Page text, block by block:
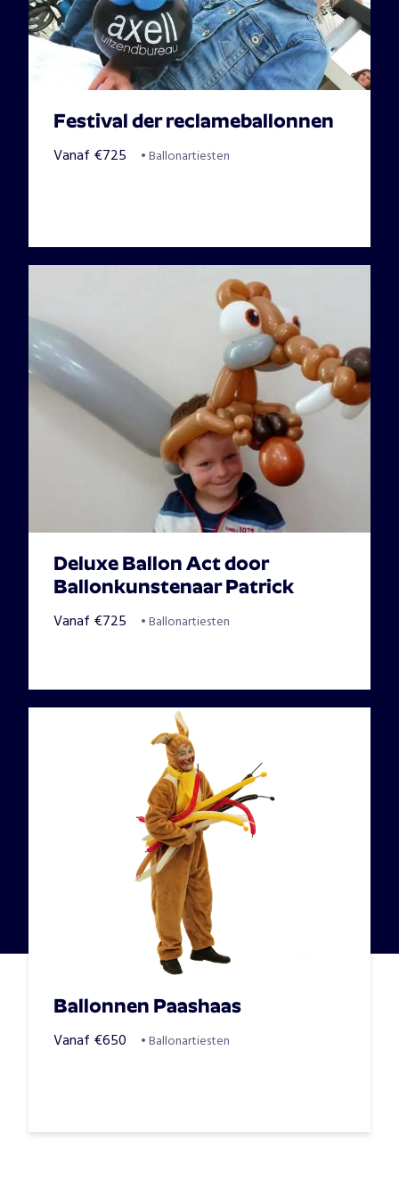
Festival der reclameballonnen
Vanaf €725 •Ballonartiesten
Deluxe Ballon Act door
Ballonkunstenaar Patrick
Vanaf €725 •Ballonartiesten
Ballonnen Paashaas
Vanaf €650 •Ballonartiesten